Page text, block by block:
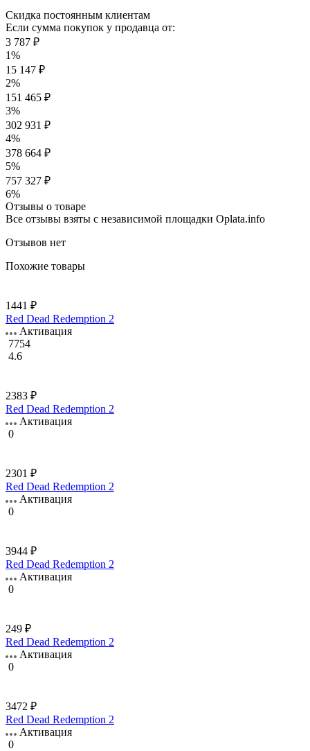
Скидка постоянным клиентам
Если сумма покупок у продавца от:
3 787 ₽
1%
15 147 ₽
2%
151 465 ₽
3%
302 931 ₽
4%
378 664 ₽
5%
757 327 ₽
6%
Отзывы о товаре
Все отзывы взяты с независимой площадки Oplata.info
Отзывов нет
Похожие товары
1441 ₽
Red Dead Redemption 2
Активация
7754
4.6
2383 ₽
Red Dead Redemption 2
Активация
0
2301 ₽
Red Dead Redemption 2
Активация
0
3944 ₽
Red Dead Redemption 2
Активация
0
249 ₽
Red Dead Redemption 2
Активация
0
3472 ₽
Red Dead Redemption 2
Активация
0